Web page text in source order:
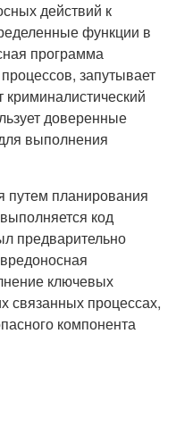
действий к
функции в
программа
запутывает
криминалистический
доверенные
выполнения
путем планирования
код
предварительно
ключевых
связанных процессах,
компонента